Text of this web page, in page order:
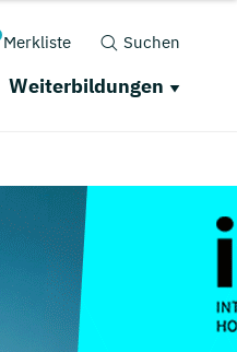
Merkliste Suchen
Weiterbildungen